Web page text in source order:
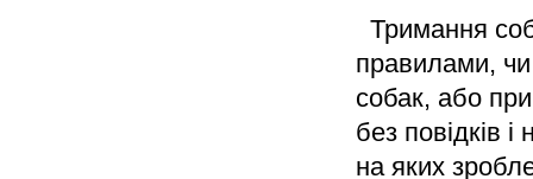
Тримання
правилами, чи
собак, або
без повідків
на яких